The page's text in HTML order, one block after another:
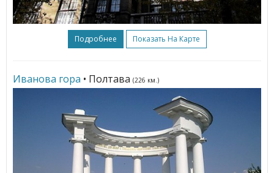
Подробнее Показать На Карте
Иванова гора • Полтава (226 км.)